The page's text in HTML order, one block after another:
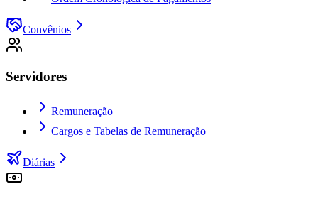
Convênios
Servidores
Remuneração
Cargos e Tabelas de Remuneração
Diárias